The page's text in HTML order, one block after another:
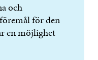
och
för den
en möjlighet